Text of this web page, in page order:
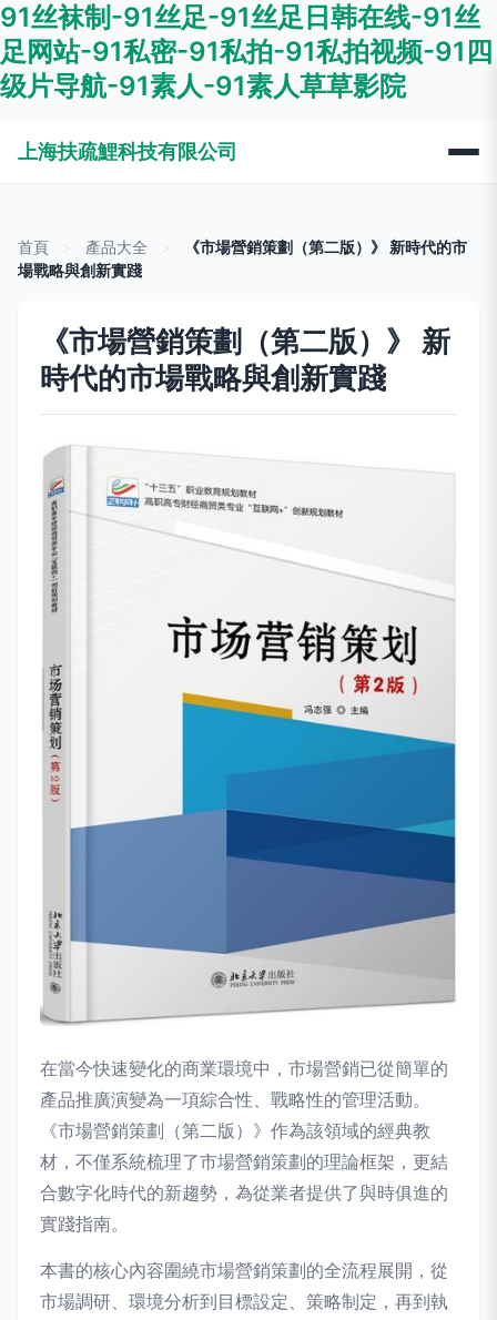
91丝袜制-91丝足-91丝足日韩在线-91丝
足网站-91私密-91私拍-91私拍视频-91四
级片导航-91素人-91素人草草影院
上海扶疏鯉科技有限公司
首頁 產品大全
《市場營銷策劃（第二版）》 新時代的市
場戰略與創新實踐
《市場營銷策劃（第二版）》 新
時代的市場戰略與創新實踐
在當今快速變化的商業環境中，市場營銷已從簡單的
產品推廣演變為一項綜合性、戰略性的管理活動。
《市場營銷策劃（第二版）》作為該領域的經典教
材，不僅系統梳理了市場營銷策劃的理論框架，更結
合數字化時代的新趨勢，為從業者提供了與時俱進的
實踐指南。
本書的核心內容圍繞市場營銷策劃的全流程展開，從
市場調研、環境分析到目標設定、策略制定，再到執